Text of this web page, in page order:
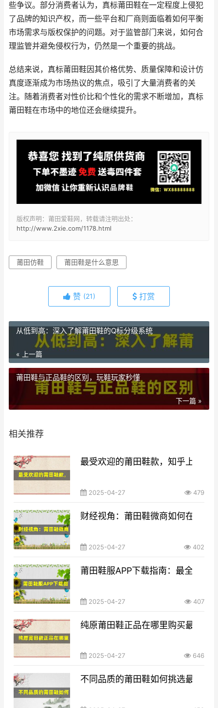
些争议。部分消费者认为，真标莆田鞋在一定程度上侵犯
了品牌的知识产权，而一些平台和厂商则面临着如何平衡
市场需求与版权保护的问题。对于监管部门来说，如何合
理监管并避免侵权行为，仍然是一个重要的挑战。
总结来说，真标莆田鞋因其价格优势、质量保障和设计仿
真度逐渐成为市场热议的焦点，吸引了大量消费者的关
注。随着消费者对性价比和个性化的需求不断增加，真标
莆田鞋在市场中的地位还会继续提升。
版权声明：莆田爱鞋网，转载请注明出处：
http://www.2xie.com/1178.html
莆田仿鞋 莆田鞋是什么意思
赞 (21) 打赏
从低到高：深入了解莆田鞋的Q标分级系统
« 上一篇
莆田鞋与正品鞋的区别，玩鞋玩家秒懂
下一篇 »
相关推荐
最受欢迎的莆田鞋款，知乎上用户
2025-04-27 479
财经视角：莆田鞋微商如何在竞争
2025-04-27 402
莆田鞋服APP下载指南：最全面的
2025-04-27 407
纯原莆田鞋正品在哪里购买最靠谱
2025-04-27 646
不同品质的莆田鞋如何挑选最适合